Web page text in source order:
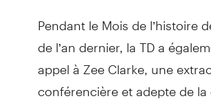
Pendant le Mois de l’histoire
de l’an dernier, la TD a
appel à Zee Clarke, une
conférencière et adepte de